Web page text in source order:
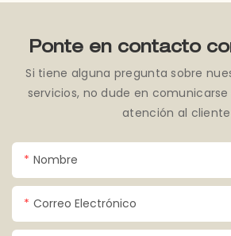
Ponte en contacto
Si tiene alguna pregunta sobre
servicios, no dude en
atención al
Nombre
Correo Electrónico